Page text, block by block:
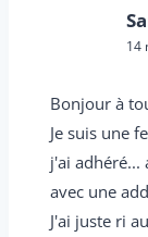
14
Bonjour à
Je suis une
j'ai
avec une
J'ai juste ri